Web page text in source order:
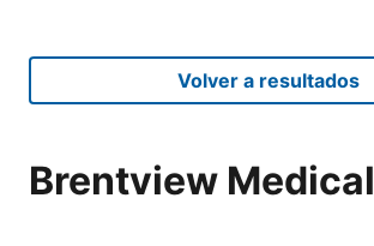
Volver a resultados
Brentview Medical